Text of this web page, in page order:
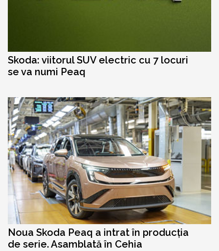
Skoda: viitorul SUV electric cu 7 locuri
se va numi Peaq
Noua Skoda Peaq a intrat în producția
de serie. Asamblată în Cehia